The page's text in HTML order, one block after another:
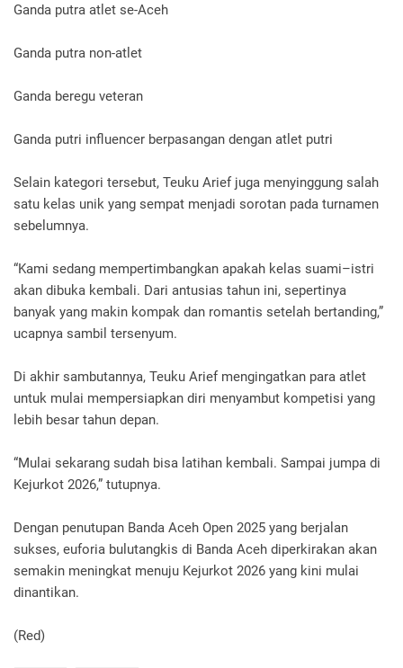
Ganda putra atlet se-Aceh
Ganda putra non-atlet
Ganda beregu veteran
Ganda putri influencer berpasangan dengan atlet putri
Selain kategori tersebut, Teuku Arief juga menyinggung salah
satu kelas unik yang sempat menjadi sorotan pada turnamen
sebelumnya.
“Kami sedang mempertimbangkan apakah kelas suami–istri
akan dibuka kembali. Dari antusias tahun ini, sepertinya
banyak yang makin kompak dan romantis setelah bertanding,”
ucapnya sambil tersenyum.
Di akhir sambutannya, Teuku Arief mengingatkan para atlet
untuk mulai mempersiapkan diri menyambut kompetisi yang
lebih besar tahun depan.
“Mulai sekarang sudah bisa latihan kembali. Sampai jumpa di
Kejurkot 2026,” tutupnya.
Dengan penutupan Banda Aceh Open 2025 yang berjalan
sukses, euforia bulutangkis di Banda Aceh diperkirakan akan
semakin meningkat menuju Kejurkot 2026 yang kini mulai
dinantikan.
(Red)